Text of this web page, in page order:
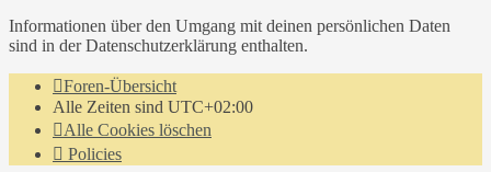
Informationen über den Umgang mit deinen persönlichen Daten
sind in der Datenschutzerklärung enthalten.
Foren-Übersicht
Alle Zeiten sind UTC+02:00
Alle Cookies löschen
Policies